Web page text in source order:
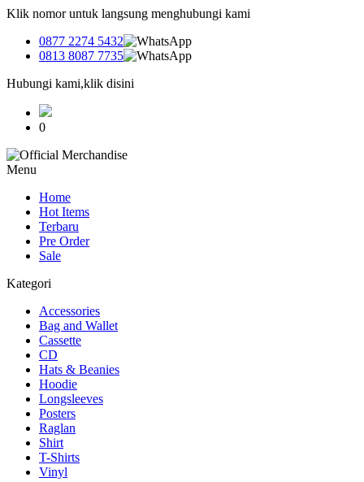
Klik nomor untuk langsung menghubungi kami
0877 2274 5432
0813 8087 7735
Hubungi kami,klik disini
0
Menu
Home
Hot Items
Terbaru
Pre Order
Sale
Kategori
Accessories
Bag and Wallet
Cassette
CD
Hats & Beanies
Hoodie
Longsleeves
Posters
Raglan
Shirt
T-Shirts
Vinyl